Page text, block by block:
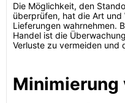
Die Möglichkeit, den
überprüfen, hat die Art und
Lieferungen wahrnehmen.
Handel ist die
Verluste zu vermeiden und
Minimierung